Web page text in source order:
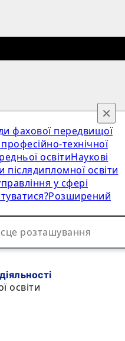
фахової передвищої
технічної
освітиНаукові
післядипломної освіти
у сфері
Розширений
×
освіти